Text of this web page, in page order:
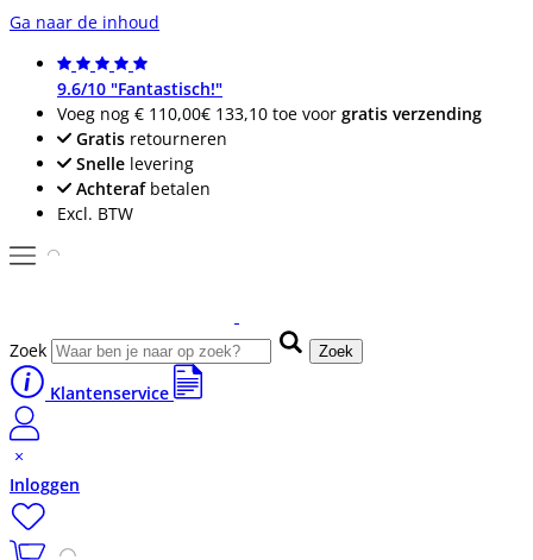
Ga naar de inhoud
9.6/10 "Fantastisch!"
Voeg nog € 110,00€ 133,10 toe voor gratis verzending
Gratis retourneren
Snelle levering
Achterafbetalen
Excl. BTW
Zoek Zoek
Klantenservice
Inloggen